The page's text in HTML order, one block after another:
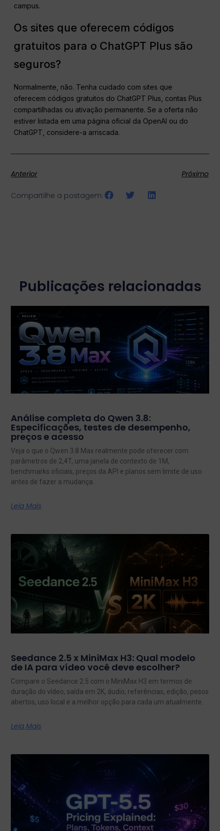
campus.
Os sites que oferecem códigos
gratuitos para o ChatGPT Plus são
seguros?
Normalmente, não. Tenha cuidado com sites que
oferecem códigos gratuitos do ChatGPT Plus, contas Plus
compartilhadas ou ativação permanente. Se a oferta não
estiver listada em uma página oficial da OpenAI ou do
ChatGPT, considere-a arriscada.
Anterior Próximo
Compartilhe a postagem:
Publicações relacionadas
Análise completa do Qwen 3.8:
Especificações, testes de desempenho,
preços e acesso
Veja o que o Qwen 3.8 Max realmente pode oferecer com
parâmetros de 2,4T, uma janela de contexto de 1M,
benchmarks oficiais, preços da API e planos sem limite de uso
antes de fazer a mudança.
Leia Mais
Seedance 2.5 x MiniMax H3: Qual modelo
de IA para vídeo você deve escolher?
Compare o Seedance 2.5 com o MiniMax H3 em termos de
duração do vídeo, saída em 2K, áudio, referências, edição, pesos
abertos, uso local e a melhor opção para cada um atualmente.
Leia Mais